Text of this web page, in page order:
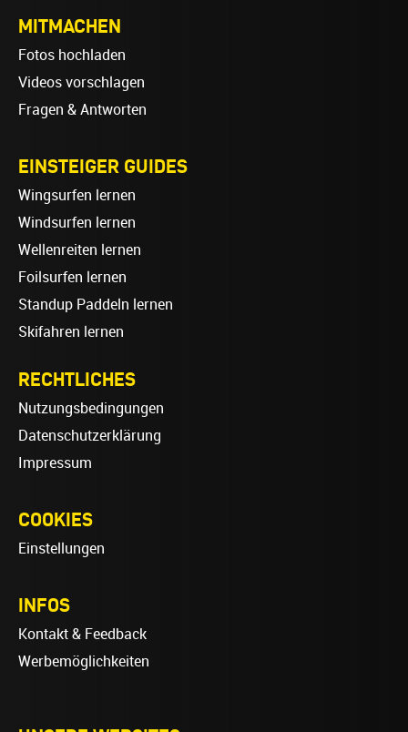
MITMACHEN
Fotos hochladen
Videos vorschlagen
Fragen & Antworten
EINSTEIGER GUIDES
Wingsurfen lernen
Windsurfen lernen
Wellenreiten lernen
Foilsurfen lernen
Standup Paddeln lernen
Skifahren lernen
RECHTLICHES
Nutzungsbedingungen
Datenschutzerklärung
Impressum
COOKIES
Einstellungen
INFOS
Kontakt & Feedback
Werbemöglichkeiten